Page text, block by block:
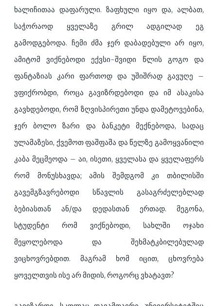
ხალიჩითაა დაფარული. ზაფხული იყო და, ალბათ,
საჭორაოდ ყველაზე გრილ ადგილად ეგ
გამოდგებოდა. ჩემი ძმა ჯერ დაბადებული არ იყო,
ამიტომ ვიქნებოდი ექვსი-შვიდი წლის გოგო და
ფანტაზიას კარი ფართოდ და უშიშრად გავუღე –
ვფიქრობდი, როცა გავიზრდებოდი და იმ ასაკისა
გავხდებოდი, რომ ზღვისპირეთი უნდა დამეტოვებინა,
ჯერ ბოლო ზარი და ბანკეტი მექნებოდა, სადაც
ულამაზესი, ქვემოთ ფაშფაშა და წელზე გამოყვანილი
კაბა მეცმეოდა – აი, ისეთი, ყველასა და ყველაფერს
რომ მონუსხავდა; ამის შემდგომ კი თბილისში
გავემგზავრებოდი სწავლის გასაგრძელებლად
ბებიასთან ან/და დედასთან ერთად. მეგონა,
სტუდენტი რომ ვიქნებოდი, სახლში ოჯახი
მეყოლებოდა და შეხმატკბილებულად
ვიცხოვრებდით. მაგრამ ხომ იცით, ცხოვრება
ყოველთვის ისე არ მიდის, როგორც ვხატავთ?